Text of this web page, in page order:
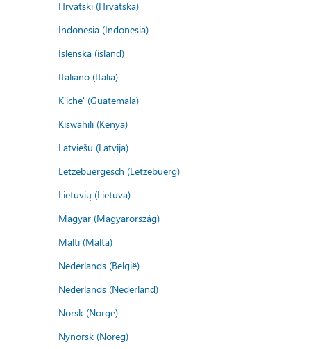
Hrvatski (Hrvatska)
Indonesia (Indonesia)
Íslenska (ísland)
Italiano (Italia)
K'iche' (Guatemala)
Kiswahili (Kenya)
Latviešu (Latvija)
Lëtzebuergesch (Lëtzebuerg)
Lietuvių (Lietuva)
Magyar (Magyarország)
Malti (Malta)
Nederlands (België)
Nederlands (Nederland)
Norsk (Norge)
Nynorsk (Noreg)